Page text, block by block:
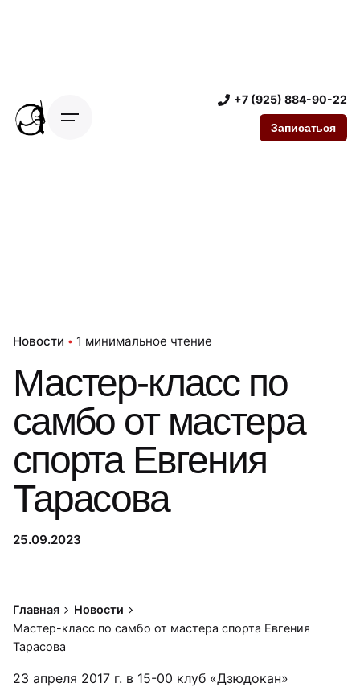
+7 (925) 884-90-22
Записаться
Новости 1 минимальное чтение
Мастер-класс по
самбо от мастера
спорта Евгения
Тарасова
25.09.2023
Главная
Новости
Мастер-класс по самбо от мастера спорта Евгения
Тарасова
23 апреля 2017 г. в 15-00 клуб «Дзюдокан»